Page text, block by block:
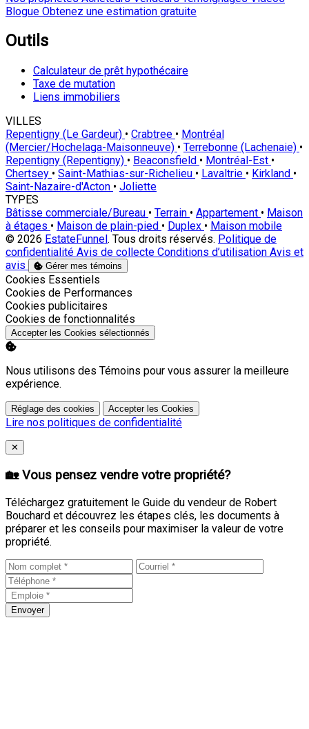
Blogue Obtenez une estimation gratuite
Outils
Calculateur de prêt hypothécaire
Taxe de mutation
Liens immobiliers
VILLES
Repentigny (Le Gardeur) • Crabtree • Montréal
(Mercier/Hochelaga-Maisonneuve) • Terrebonne (Lachenaie) •
Repentigny (Repentigny) • Beaconsfield • Montréal-Est •
Chertsey • Saint-Mathias-sur-Richelieu • Lavaltrie • Kirkland •
Saint-Nazaire-d'Acton • Joliette
TYPES
Bâtisse commerciale/Bureau • Terrain • Appartement • Maison
à étages • Maison de plain-pied • Duplex • Maison mobile
© 2026 EstateFunnel . Tous droits réservés. Politique de
confidentialité Avis de collecte Conditions d’utilisation Avis et
avis
Gérer mes témoins
Activer
Cookies Essentiels
Activer
Cookies de Performances
Activer
Cookies publicitaires
Activer
Cookies de fonctionnalités
Accepter les Cookies sélectionnés
Nous utilisons des Témoins pour vous assurer la meilleure
expérience.
Réglage des cookies Accepter les Cookies
Lire nos politiques de confidentialité
Close
✕
🏡 Vous pensez vendre votre propriété?
Téléchargez gratuitement le Guide du vendeur de Robert
Bouchard et découvrez les étapes clés, les documents à
préparer et les conseils pour maximiser la valeur de votre
propriété.
Envoyer